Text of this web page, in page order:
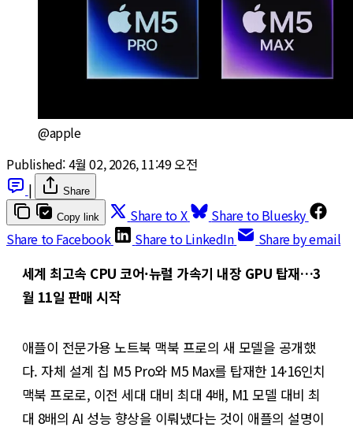
@apple
Published:4월 02, 2026, 11:49 오전
|
Share
Copy link Share to X
Share to Bluesky
Share to Facebook
Share to LinkedIn Share by email
세계 최고속 CPU 코어·뉴럴 가속기 내장 GPU 탑재…3
월 11일 판매 시작
애플이 전문가용 노트북 맥북 프로의 새 모델을 공개했
다. 자체 설계 칩 M5 Pro와 M5 Max를 탑재한 14·16인치
맥북 프로로, 이전 세대 대비 최대 4배, M1 모델 대비 최
대 8배의 AI 성능 향상을 이뤄냈다는 것이 애플의 설명이